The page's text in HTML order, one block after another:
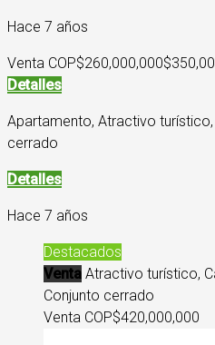
Hace 7 años
Venta COP$260,000,000
Detalles
Apartamento, Atractivo
cerrado
Detalles
Hace 7 años
Destacados
Venta Atractivo turístico,
Conjunto cerrado
Venta COP$420,000,000